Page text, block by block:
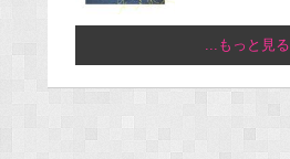
...もっと見る